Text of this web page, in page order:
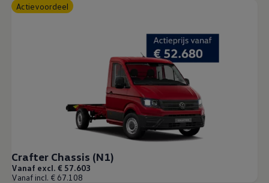
Actievoordeel
Crafter Chassis (N1)
Vanaf excl. € 57.603
Vanaf incl. € 67.108